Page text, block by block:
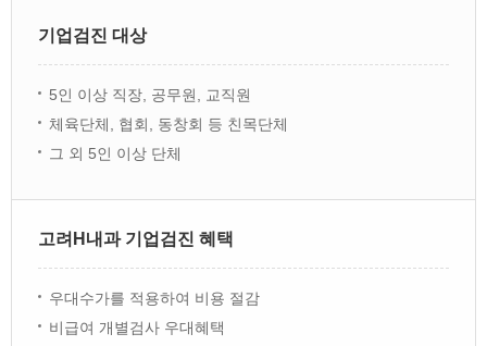
기업검진 대상
5인 이상 직장, 공무원, 교직원
체육단체, 협회, 동창회 등 친목단체
그 외 5인 이상 단체
고려H내과 기업검진 혜택
우대수가를 적용하여 비용 절감
비급여 개별검사 우대혜택